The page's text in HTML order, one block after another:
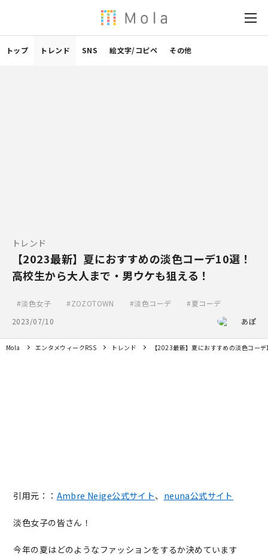
トップ トレンド SNS 絵文字/コピペ その他
トレンド
【2023最新】夏におすすめの淡色コーデ10選！
高校生から大人まで・男ウケも狙える！
淡色女子 ZOZOTOWN 淡色コーデ
夏コーデ
2023/07/10
あぽ
Mola エンタメウィークRSS トレンド 【2023最新】夏におすすめの淡色コー
引用元：： Ambre Neige公式サイト、 neuna公式サイト
淡色女子の皆さん！
今年の夏はどのようなファッションをするか決めています